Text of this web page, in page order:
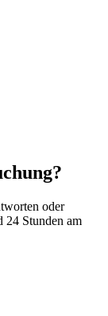
oder
24 Stunden am